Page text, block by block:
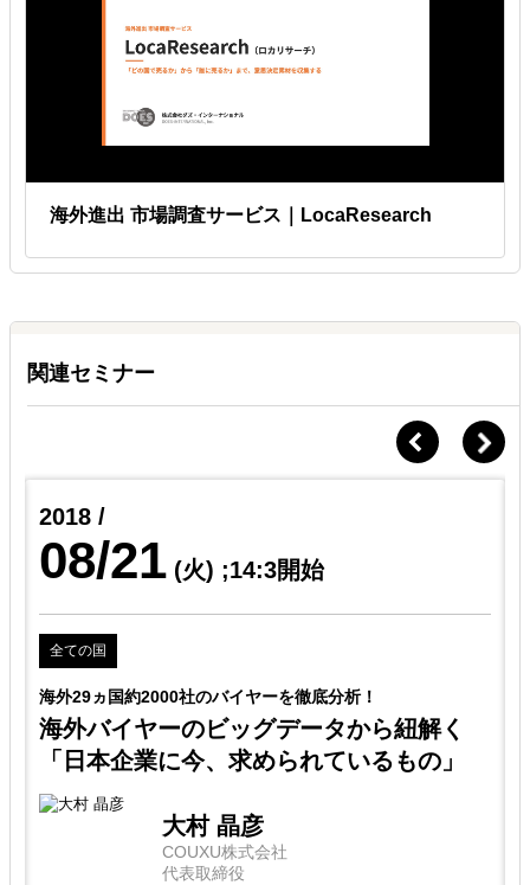
海外進出 市場調査サービス｜LocaResearch
関連セミナー
2018 /
08/21 (火) ;14:3開始
全ての国
海外29ヵ国約2000社のバイヤーを徹底分析！
海外バイヤーのビッグデータから紐解く
「日本企業に今、求められているもの」
大村 晶彦
COUXU株式会社
代表取締役